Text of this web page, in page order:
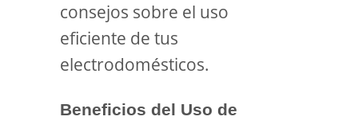
consejos sobre el uso
eficiente de tus
electrodomésticos.
Beneficios del Uso de